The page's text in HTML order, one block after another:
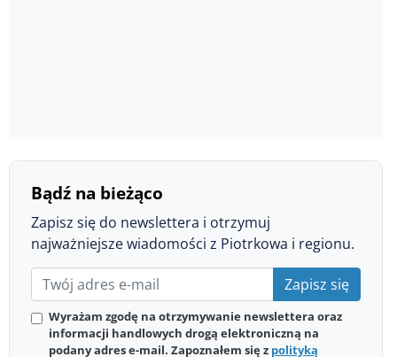
Bądź na bieżąco
Zapisz się do newslettera i otrzymuj
najważniejsze wiadomości z Piotrkowa i regionu.
Zapisz się
Wyrażam zgodę na otrzymywanie newslettera oraz
informacji handlowych drogą elektroniczną na
podany adres e-mail. Zapoznałem się z polityką